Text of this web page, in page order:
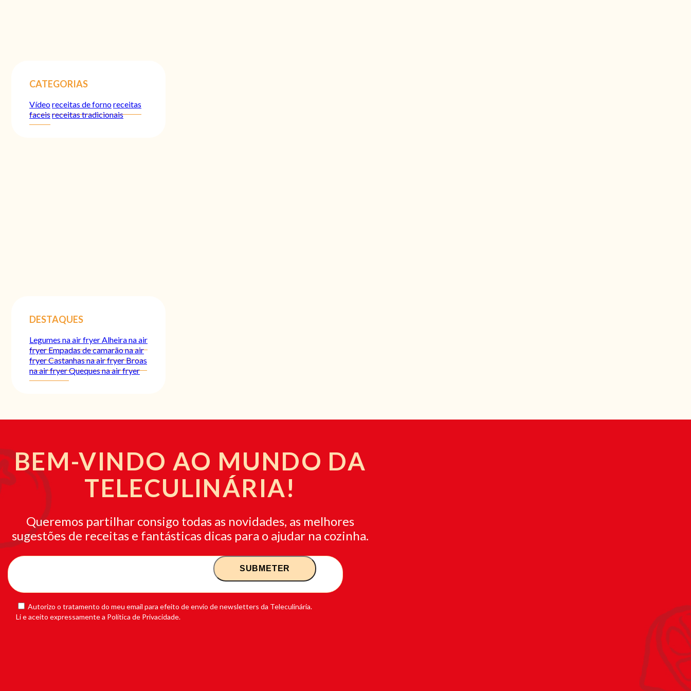
CATEGORIAS
Vídeoreceitas de fornoreceitas
faceisreceitas tradicionais
DESTAQUES
Legumes na air fryerAlheira na air
fryerEmpadas de camarão na air
fryerCastanhas na air fryerBroas
na air fryerQueques na air fryer
BEM-VINDO AO MUNDO DA
TELECULINÁRIA!
Queremos partilhar consigo todas as novidades, as melhores
sugestões de receitas e fantásticas dicas para o ajudar na cozinha.
Autorizo o tratamento do meu email para efeito de envio de newsletters da Teleculinária.
Li e aceito expressamente a Política de Privacidade.